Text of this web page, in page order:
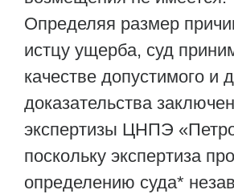
Определяя размер
истцу ущерба, суд
качестве допустимого и
доказательства
экспертизы ЦНПЭ
поскольку экспертиза
определению суда*